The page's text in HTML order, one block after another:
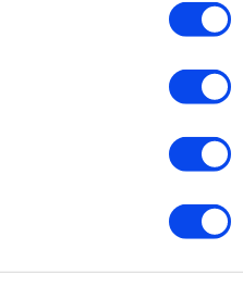
”McDonald’sin